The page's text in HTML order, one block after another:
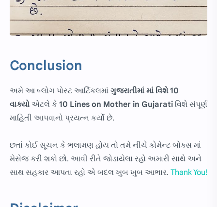
Conclusion
અમે આ બ્લોગ પોસ્ટ આર્ટિકલમાં ગુજરાતીમાં માં વિશે 10
વાક્યો એટલે કે 10 Lines on Mother in Gujarati વિશે સંપૂર્ણ
માહિતી આપવાનો પ્રયત્ન કર્યો છે.
છતાં કોઈ સૂચન કે ભલામણ હોય તો તમે નીચે કોમેન્ટ બોક્સ માં
મેસેજ કરી શકો છો. આવી રીતે જોડાયેલા રહો અમારી સાથે અને
સાથ સહકાર આપતા રહો એ બદલ ખુબ ખુબ આભાર. Thank You!